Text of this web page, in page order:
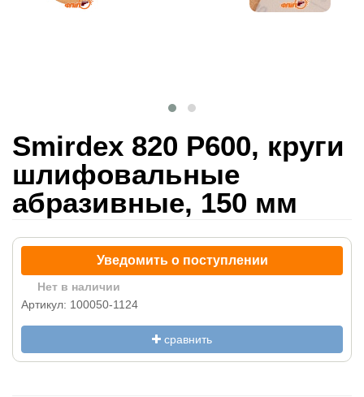
Smirdex 820 P600, круги
шлифовальные
абразивные, 150 мм
Уведомить о поступлении
Нет в наличии
Артикул: 100050-1124
сравнить